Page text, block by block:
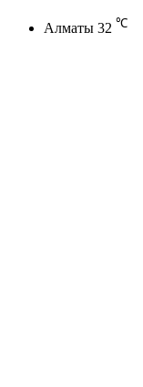
Алматы 32 ℃